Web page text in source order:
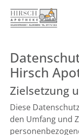
Hirsch
Zielsetzung
Diese
den Umfang und